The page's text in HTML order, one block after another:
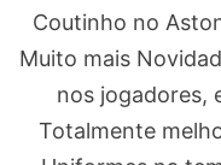
Coutinho no
Muito mais
nos jogadores,
Totalmente